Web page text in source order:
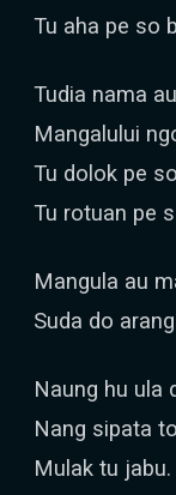
Tu aha pe so
Tudia nama
Mangalului
Tu dolok pe
Tu rotuan pe
Mangula au
Suda do
Naung hu ula
Nang sipata
Mulak tu jabu.